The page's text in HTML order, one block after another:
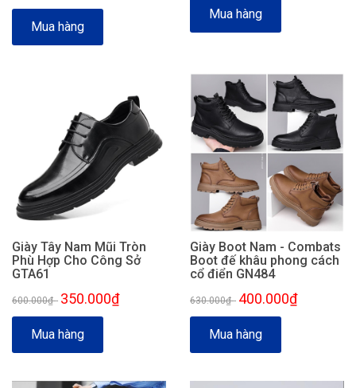
Mua hàng
Mua hàng
Giày Tây Nam Mũi Tròn
Phù Hợp Cho Công Sở
GTA61
600.000₫- 350.000₫
Mua hàng
Giày Boot Nam - Combats
Boot đế khâu phong cách
cổ điển GN484
630.000₫- 400.000₫
Mua hàng